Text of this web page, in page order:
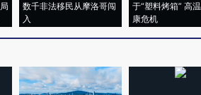
数千非法移民从摩洛哥闯
入
于“塑料烤箱” 高
康危机